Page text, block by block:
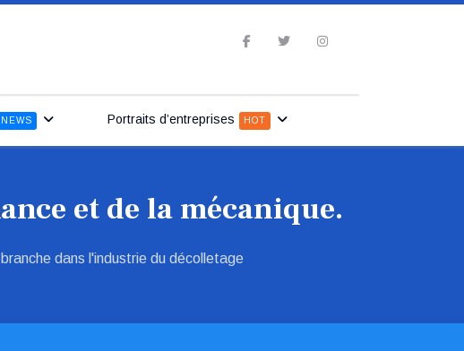
NEWS Portraits d’entreprises HOT
et de la mécanique.
dans l'industrie du décolletage